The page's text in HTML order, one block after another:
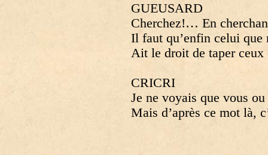
GUEUSARD
Cherchez!… En
Il faut qu’enfin celui
Ait le droit de taper ceux
CRICRI
Je ne voyais que vous
Mais d’après ce mot là,